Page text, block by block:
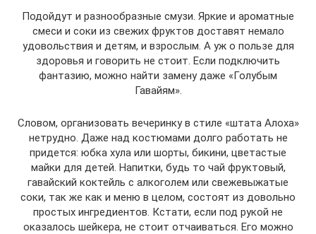
Подойдут и разнообразные смузи. Яркие и ароматные
смеси и соки из свежих фруктов доставят немало
удовольствия и детям, и взрослым. А уж о пользе для
здоровья и говорить не стоит. Если подключить
фантазию, можно найти замену даже «Голубым
Гавайям».
Словом, организовать вечеринку в стиле «штата Алоха»
нетрудно. Даже над костюмами долго работать не
придется: юбка хула или шорты, бикини, цветастые
майки для детей. Напитки, будь то чай фруктовый,
гавайский коктейль с алкоголем или свежевыжатые
соки, так же как и меню в целом, состоят из довольно
простых ингредиентов. Кстати, если под рукой не
оказалось шейкера, не стоит отчаиваться. Его можно